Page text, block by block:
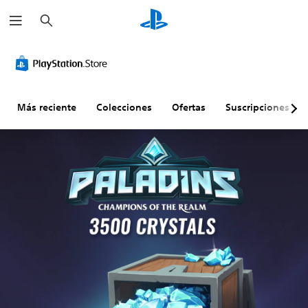
u
s
r
Más reciente Colecciones Ofertas Suscripciones